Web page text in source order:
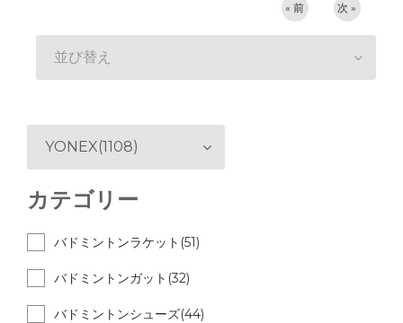
« 前 次 »
並び替え
YONEX(1108)
カテゴリー
バドミントンラケット(51)
バドミントンガット(32)
バドミントンシューズ(44)